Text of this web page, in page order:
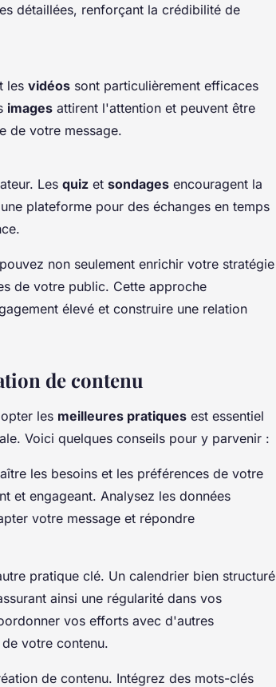
détaillées, renforçant la crédibilité de
les vidéos sont particulièrement efficaces
images attirent l'attention et peuvent être
de votre message.
Les quiz et sondages encouragent la
plateforme pour des échanges en temps
non seulement enrichir votre stratégie
de votre public. Cette approche
élevé et construire une relation
de contenu
les meilleures pratiques est essentiel
Voici quelques conseils pour y parvenir :
les besoins et les préférences de votre
et engageant. Analysez les données
votre message et répondre
pratique clé. Un calendrier bien structuré
ainsi une régularité dans vos
vos efforts avec d'autres
votre contenu.
de contenu. Intégrez des mots-clés